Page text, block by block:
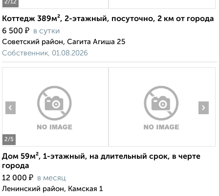
2/12
Коттедж 389м², 2-этажный, посуточно, 2 км от города
6 500 ₽ в сутки
Советский район, Сагита Агиша 25
Собственник, 01.08.2026
2/5
‹ ›
Дом 59м², 1-этажный, на длительный срок, в черте
города
12 000 ₽ в месяц
Ленинский район, Камская 1